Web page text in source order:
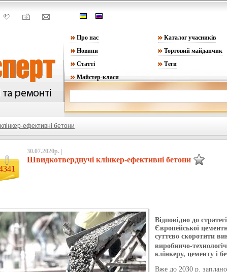
Про нас Каталог учасників
Новини
Торговий майданчик
Статті
Теги
Майстер-класи
ефективні бетони
30.07.2020р. |
Швидкотверднучі клінкер-ефективні бетони
Відповідно до
Європейської
суттєво скоротити
виробничо-
клінкеру, цементу і
Вже до 2030 р.